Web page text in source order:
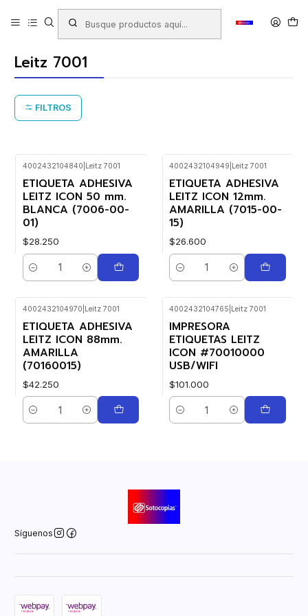
Productos MAQUINAS - EQUIPOS E INSUMOS PARA OFICINA
Impresora de Etiquetas Leitz 7001
Leitz 7001
FILTROS
4002432104840 Leitz 7001
ETIQUETA ADHESIVA
LEITZ ICON 50 mm.
BLANCA (7006-00-
01)
$28.250
Cantidad
4002432104949 Leitz 7001
ETIQUETA ADHESIVA
LEITZ ICON 12mm.
AMARILLA (7015-00-
15)
$26.600
Cantidad
4002432104970 Leitz 7001
ETIQUETA ADHESIVA
LEITZ ICON 88mm.
AMARILLA
(70160015)
$42.250
Cantidad
4002432104765 Leitz 7001
IMPRESORA
ETIQUETAS LEITZ
ICON #70010000
USB/WIFI
$101.000
Cantidad
Síguenos